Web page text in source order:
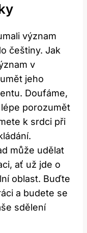
význam
češtiny. Jak
v
jeho
Doufáme,
⁣porozumět
k srdci při
může udělat
‌ať už ⁢jde o
oblast. Buďte
a budete ⁤se
sdělení